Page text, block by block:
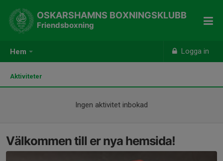
Hem Logga in
OSKARSHAMNS BOXNINGSKLUBB
Friendsboxning
Aktiviteter
Ingen aktivitet inbokad
Välkommen till er nya hemsida!